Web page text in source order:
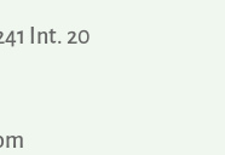
Int. 20